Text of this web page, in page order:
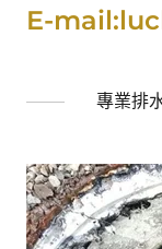
E-
專業排